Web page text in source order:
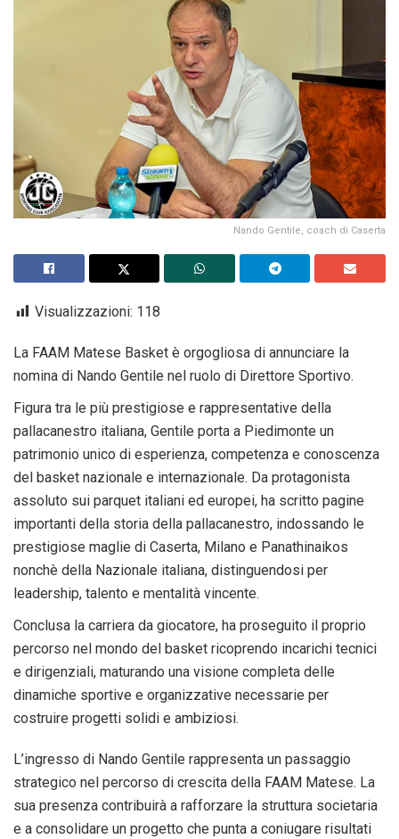
Nando Gentile, coach di Caserta
Visualizzazioni: 118
La FAAM Matese Basket è orgogliosa di annunciare la
nomina di Nando Gentile nel ruolo di Direttore Sportivo.
Figura tra le più prestigiose e rappresentative della
pallacanestro italiana, Gentile porta a Piedimonte un
patrimonio unico di esperienza, competenza e conoscenza
del basket nazionale e internazionale. Da protagonista
assoluto sui parquet italiani ed europei, ha scritto pagine
importanti della storia della pallacanestro, indossando le
prestigiose maglie di Caserta, Milano e Panathinaikos
nonchè della Nazionale italiana, distinguendosi per
leadership, talento e mentalità vincente.
Conclusa la carriera da giocatore, ha proseguito il proprio
percorso nel mondo del basket ricoprendo incarichi tecnici
e dirigenziali, maturando una visione completa delle
dinamiche sportive e organizzative necessarie per
costruire progetti solidi e ambiziosi.
L’ingresso di Nando Gentile rappresenta un passaggio
strategico nel percorso di crescita della FAAM Matese. La
sua presenza contribuirà a rafforzare la struttura societaria
e a consolidare un progetto che punta a coniugare risultati